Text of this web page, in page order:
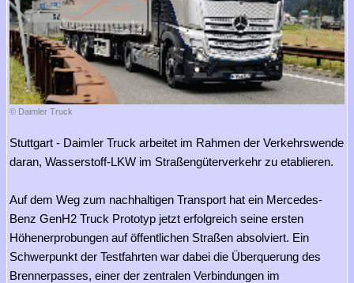
© Daimler Truck
Stuttgart - Daimler Truck arbeitet im Rahmen der Verkehrswende
daran, Wasserstoff-LKW im Straßengüterverkehr zu etablieren.
Auf dem Weg zum nachhaltigen Transport hat ein Mercedes-
Benz GenH2 Truck Prototyp jetzt erfolgreich seine ersten
Höhenerprobungen auf öffentlichen Straßen absolviert. Ein
Schwerpunkt der Testfahrten war dabei die Überquerung des
Brennerpasses, einer der zentralen Verbindungen im